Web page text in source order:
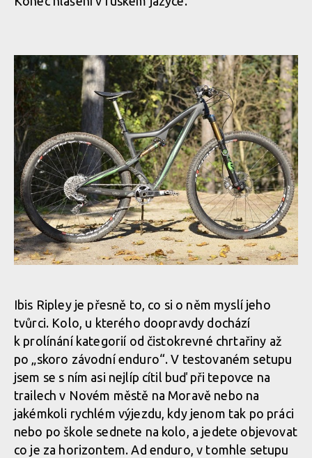
Ibis Ripley je přesně to, co si o něm myslí jeho
tvůrci. Kolo, u kterého doopravdy dochází
k prolínání kategorií od čistokrevné chrtařiny až
po „skoro závodní enduro“. V testovaném setupu
jsem se s ním asi nejlíp cítil buď při tepovce na
trailech v Novém městě na Moravě nebo na
jakémkoli rychlém výjezdu, kdy jenom tak po práci
nebo po škole sednete na kolo, a jedete objevovat
co je za horizontem. Ad enduro, v tomhle setupu